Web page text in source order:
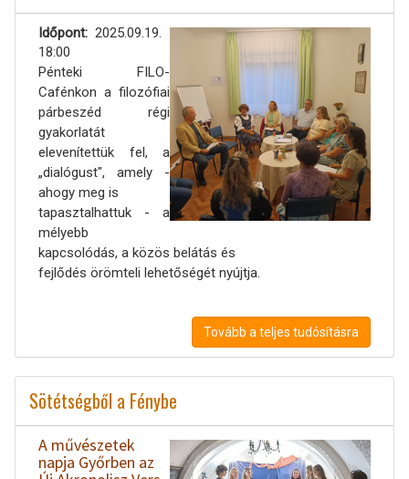
Időpont
2025.09.19.
18:00
Pénteki FILO-
Cafénkon a filozófiai
párbeszéd régi
gyakorlatát
elevenítettük fel, a
„dialógust", amely -
ahogy meg is
tapasztalhattuk - a
mélyebb
kapcsolódás, a közös belátás és
fejlődés örömteli lehetőségét nyújtja.
Tovább a teljes tudósításra
Sötétségből a Fénybe
A művészetek
napja Győrben az